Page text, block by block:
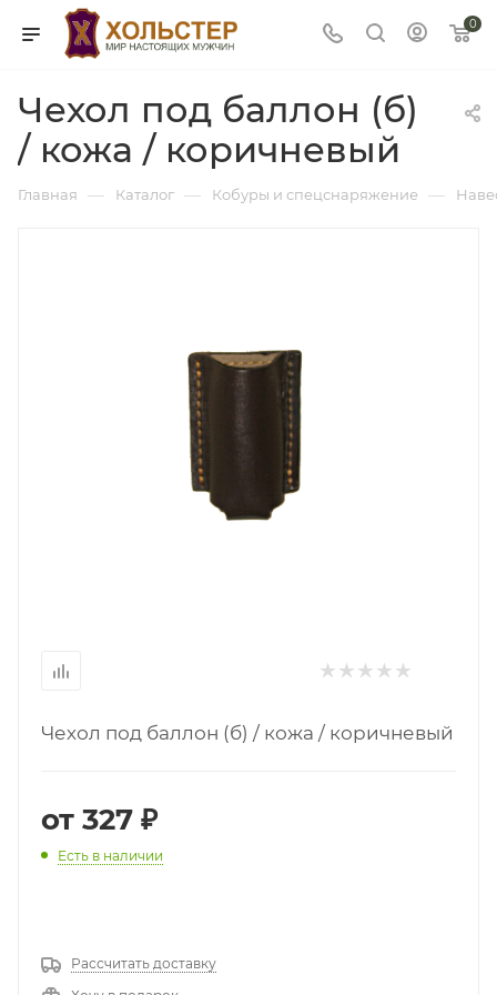
0
Чехол под баллон (б)
/ кожа / коричневый
Главная — Каталог — Кобуры и спецснаряжение —
Чехол под баллон (б) / кожа / коричневый
от 327 ₽
Есть в наличии
Рассчитать доставку